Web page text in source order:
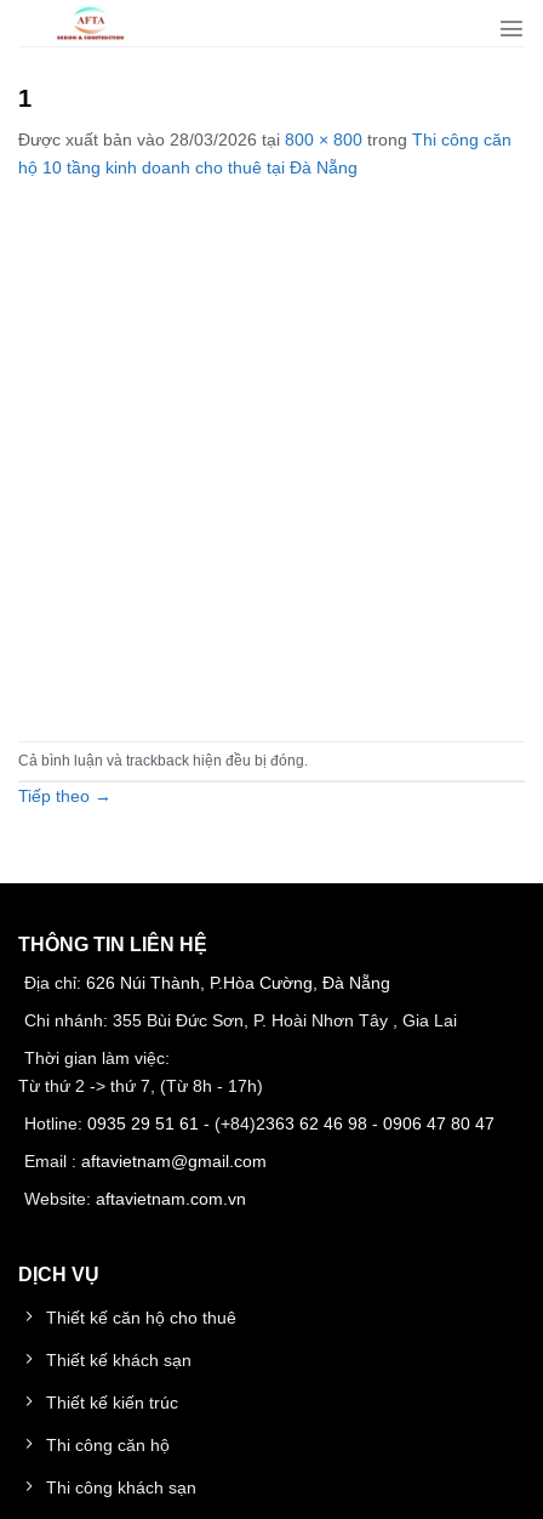
dung1
Được xuất bản vào 28/03/2026 tại 800 × 800 trong Thi công căn
hộ 10 tầng kinh doanh cho thuê tại Đà Nẵng
Cả bình luận và trackback hiện đều bị đóng.
Tiếp theo →
THÔNG TIN LIÊN HỆ
Địa chỉ: 626 Núi Thành, P.Hòa Cường, Đà Nẵng
Chi nhánh: 355 Bùi Đức Sơn, P. Hoài Nhơn Tây , Gia Lai
Thời gian làm việc:
Từ thứ 2 -> thứ 7, (Từ 8h - 17h)
Hotline: 0935 29 51 61 - (+84)2363 62 46 98 - 0906 47 80 47
Email : aftavietnam@gmail.com
Website: aftavietnam.com.vn
DỊCH VỤ
Thiết kế căn hộ cho thuê
Thiết kế khách sạn
Thiết kế kiến trúc
Thi công căn hộ
Thi công khách sạn